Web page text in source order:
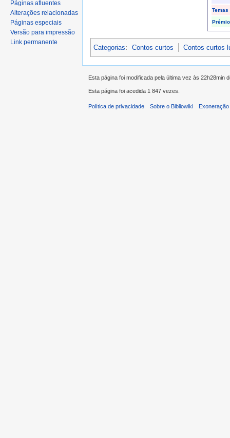
Temas
Categorias: Contos curtos Contos curtos
Páginas afluentes
Alterações relacionadas
Páginas especiais
Versão para impressão
Link permanente
Esta página foi modificada pela última vez às 22h28min
Esta página foi acedida 1 847 vezes.
Política de privacidade Sobre o Bibliowiki